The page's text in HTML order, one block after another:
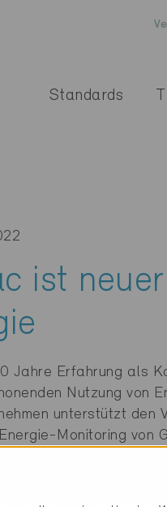
Standards
ist
Jahre Erfahrung als
Nutzung von
unterstützt den
Monitoring von